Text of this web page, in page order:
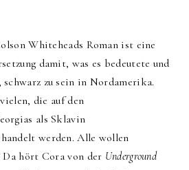
Whiteheads Roman ist eine
damit, was es bedeutete und
zu sein in Nordamerika.
die auf den
als Sklavin
werden. Alle wollen
hört Cora von der Underground